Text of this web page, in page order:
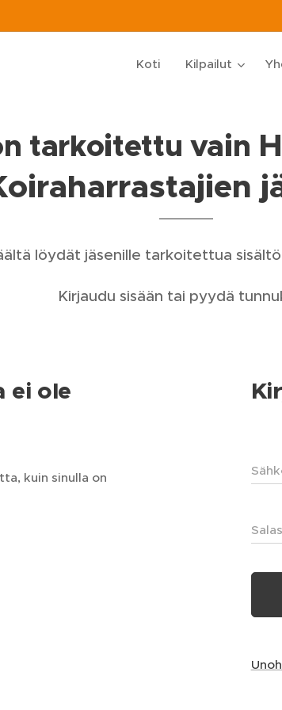
Koti Kilpailut
tarkoitettu vain
löydät jäsenille tarkoitettua sisältö
Kirjaudu sisään tai pyydä
ei ole
kuin sinulla on